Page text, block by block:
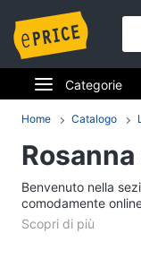
Categorie
Informatica
Telefonia
Home Catalogo
Benvenuto nella
comodamente